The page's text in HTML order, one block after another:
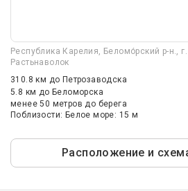
Республика Карелия, Беломо́рский р-н.,
Растьнаволок
310.8 км до Петрозаводска
5.8 км до Беломорска
менее 50 метров до берега
Поблизости: Белое море: 15 м
Расположение и